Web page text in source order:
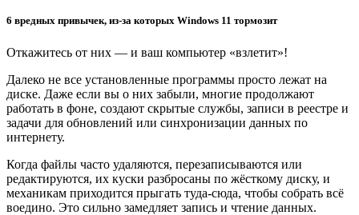
6 вредных привычек, из-за которых Windows 11 тормозит
Откажитесь от них — и ваш компьютер «взлетит»!
Далеко не все установленные программы просто лежат на
диске. Даже если вы о них забыли, многие продолжают
работать в фоне, создают скрытые службы, записи в реестре и
задачи для обновлений или синхронизации данных по
интернету.
Когда файлы часто удаляются, перезаписываются или
редактируются, их куски разбросаны по жёсткому диску, и
механикам приходится прыгать туда-сюда, чтобы собрать всё
воедино. Это сильно замедляет запись и чтение данных.